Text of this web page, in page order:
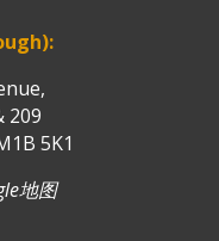
209
5K1
地图